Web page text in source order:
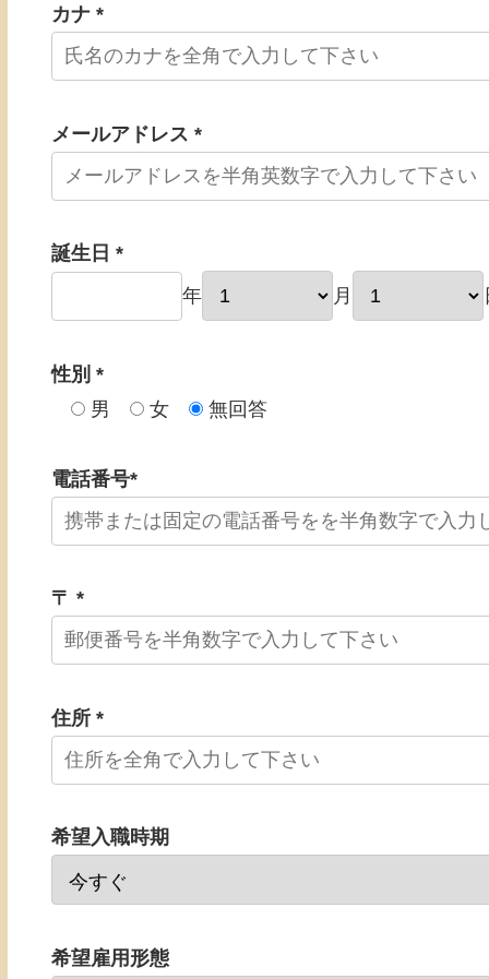
カナ *
メールアドレス *
誕生日 *
年
月
性別 *
男
女 無回答
電話番号*
〒 *
住所 *
希望入職時期
希望雇用形態